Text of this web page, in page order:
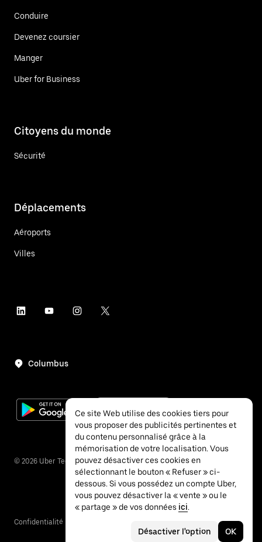
Conduire
Devenez coursier
Manger
Uber for Business
Citoyens du monde
Sécurité
Déplacements
Aéroports
Villes
Columbus
© 2026 Uber Technologies Inc.
Confidentialité
Ce site Web utilise des cookies tiers pour
vous proposer des publicités pertinentes et
du contenu personnalisé grâce à la
mémorisation de votre localisation. Vous
pouvez désactiver ces cookies en
sélectionnant le bouton « Refuser » ci-
dessous. Si vous possédez un compte Uber,
vous pouvez désactiver la « vente » ou le
« partage » de vos données ici.
Désactiver l'option OK